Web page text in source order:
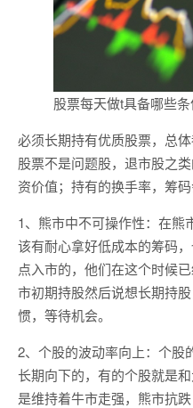
股票每天做t具备哪些
必须长期持有优质股票，总
股票不是问题股，退市股之
资价值；持有的换手率，筹码
1、熊市中不可操作性：在熊
该有耐心拿好低成本的筹码
点入市的，他们在这个时候
市初期持股然后说想长期持
惯，等待机会。
2、个股的波动率向上：个股
长期向下的，有的个股就是
是维持着牛市走强，熊市抗